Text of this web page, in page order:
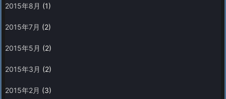
2015年8月 (1)
2015年7月 (2)
2015年5月 (2)
2015年3月 (2)
2015年2月 (3)